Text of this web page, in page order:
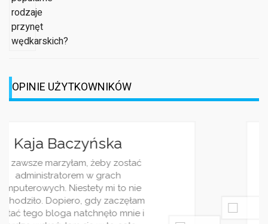
OPINIE UŻYTKOWNIKÓW
Jagoda Berezowska
Jestem dziennikarką, z racji pracy i
ciekawości często śledzę różnorakie
blogi. Wasz jest jednym z moich
ulubionych. Piszecie bardzo ciekawie i
rzetelnie. Wpisy pojawiaja się regularnie